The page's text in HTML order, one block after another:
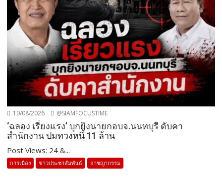
10/08/2026 @SIAMFOCUSTIME
‘ฉลอง เรี่ยงแรง’ บุกยิงนายกอบจ.นนทบุรี ดับคา
สำนักงาน ปมทวงหนี้ 11 ล้าน
Post Views: 24 &...
การเมือง ข่าวประชาสัมพันธ์ อาชญากรรม